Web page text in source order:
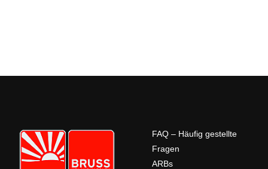
FAQ – Häufig gestellte
Fragen
ARBs